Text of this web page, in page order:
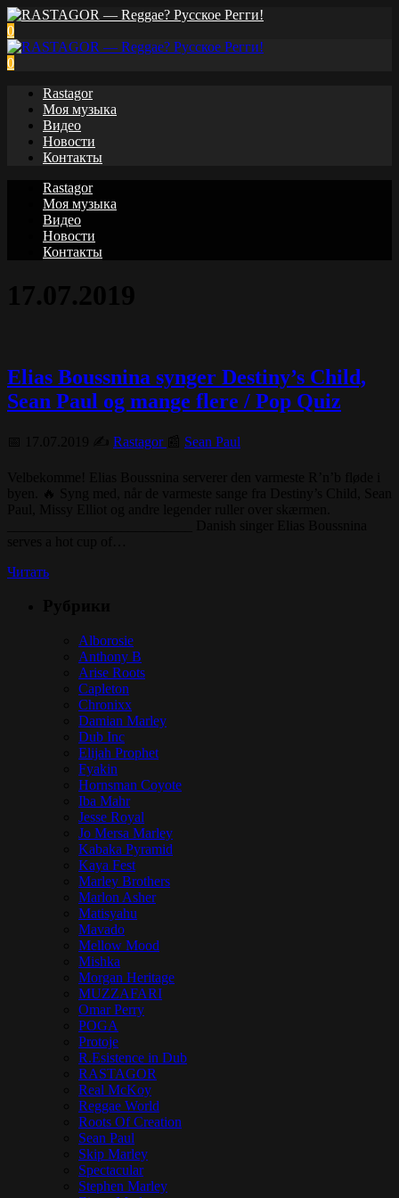
0
0
Rastagor
Моя музыка
Видео
Новости
Контакты
Rastagor
Моя музыка
Видео
Новости
Контакты
Elias Boussnina synger Destiny’s Child,
Sean Paul og mange flere / Pop Quiz
Rastagor Sean Paul
Читать
Alborosie
Anthony B
Arise Roots
Capleton
Chronixx
Damian Marley
Dub Inc
Elijah Prophet
Fyakin
Hornsman Coyote
Iba Mahr
Jesse Royal
Jo Mersa Marley
Kabaka Pyramid
Kaya Fest
Marley Brothers
Marlon Asher
Matisyahu
Mavado
Mellow Mood
Mishka
Morgan Heritage
MUZZAFARI
Omar Perry
POGA
Protoje
R.Esistence in Dub
RASTAGOR
Real McKoy
Reggae World
Roots Of Creation
Sean Paul
Skip Marley
Spectacular
Stephen Marley